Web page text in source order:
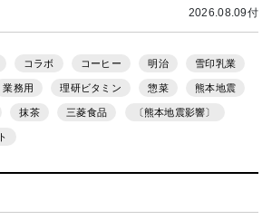
2026.08.09付
コラボ コーヒー 明治 雪印乳業
業務用 理研ビタミン 惣菜 熊本地震
抹茶 三菱食品 〔熊本地震影響〕